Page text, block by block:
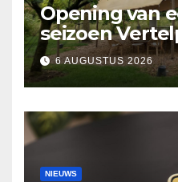
Opening van
seizoen
Lopende
verhalen in
Hooidonk
6 AUGUSTUS 2026
NIEUWS